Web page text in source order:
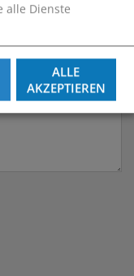
alle Dienste
ALLE
AKZEPTIEREN